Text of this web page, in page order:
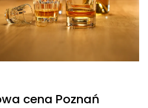
cena Poznań